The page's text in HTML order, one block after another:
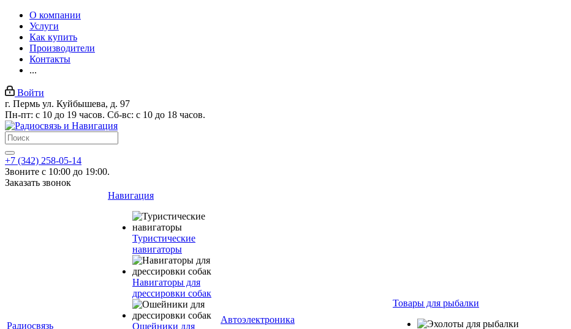
О компании
Услуги
Как купить
Производители
Контакты
...
Войти
г. Пермь ул. Куйбышева, д. 97
Пн-пт: с 10 до 19 часов. Сб-вс: с 10 до 18 часов.
+7 (342) 258-05-14
Звоните с 10:00 до 19:00.
Заказать звонок
Радиосвязь
Навигация
Туристические
навигаторы
Навигаторы для
дрессировки собак
Ошейники для
Автоэлектроника
Товары для рыбалки